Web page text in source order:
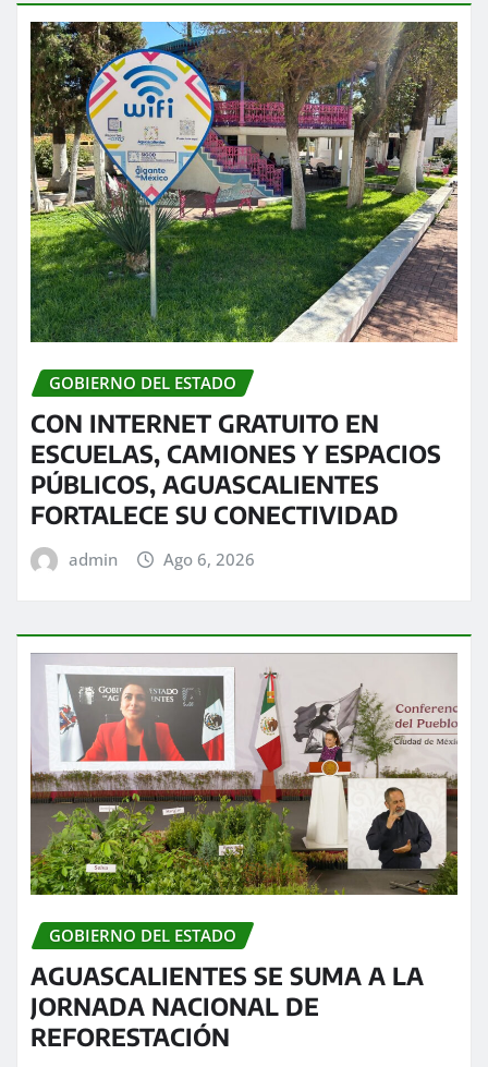
GOBIERNO DEL ESTADO
CON INTERNET GRATUITO EN
ESCUELAS, CAMIONES Y ESPACIOS
PÚBLICOS, AGUASCALIENTES
FORTALECE SU CONECTIVIDAD
admin Ago 6, 2026
GOBIERNO DEL ESTADO
AGUASCALIENTES SE SUMA A LA
JORNADA NACIONAL DE
REFORESTACIÓN